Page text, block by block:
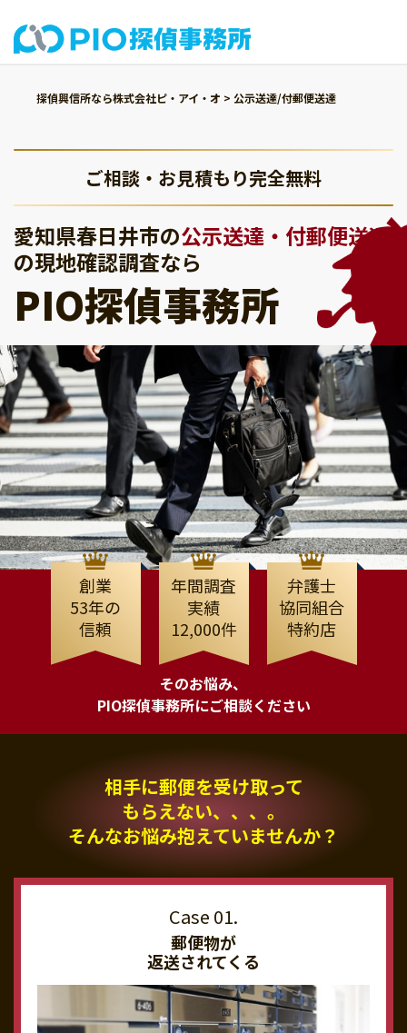
探偵興信所なら株式会社ピ・アイ・オ > 公示送達/付郵便送達
ご相談・お見積もり完全無料
愛知県春日井市の公示送達・付郵便送達
の現地確認調査なら
PIO探偵事務所
創業
53年の
信頼
年間調査
実績
12,000件
弁護士
協同組合
特約店
そのお悩み、
PIO探偵事務所にご相談ください
相手に郵便を受け取って
もらえない、、、。
そんなお悩み抱えていませんか？
郵便物が
返送されてくる